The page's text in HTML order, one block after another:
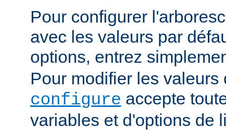
Pour configurer
avec les valeurs par
options, entrez
Pour modifier les valeurs
configure accepte
variables et d'options de